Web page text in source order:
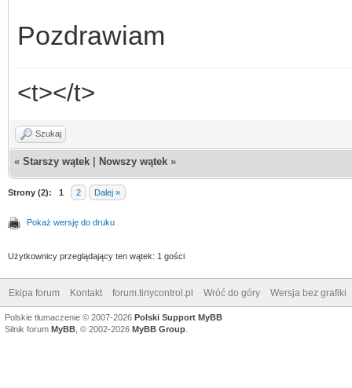
Pozdrawiam
<t></t>
Szukaj
« Starszy wątek Nowszy wątek »
Strony (2): 1 2 Dalej »
Pokaż wersję do druku
Użytkownicy przeglądający ten wątek: 1 gości
Ekipa forum Kontakt forum.tinycontrol.pl Wróć do góry Wersja bez grafiki
Polskie tłumaczenie © 2007-2026 Polski Support MyBB
Silnik forum MyBB , © 2002-2026 MyBB Group